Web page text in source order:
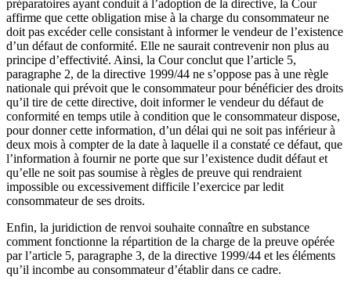
préparatoires ayant conduit à l’adoption de la directive, la Cour
affirme que cette obligation mise à la charge du consommateur ne
doit pas excéder celle consistant à informer le vendeur de l’existence
d’un défaut de conformité. Elle ne saurait contrevenir non plus au
principe d’effectivité. Ainsi, la Cour conclut que l’article 5,
paragraphe 2, de la directive 1999/44 ne s’oppose pas à une règle
nationale qui prévoit que le consommateur pour bénéficier des droits
qu’il tire de cette directive, doit informer le vendeur du défaut de
conformité en temps utile à condition que le consommateur dispose,
pour donner cette information, d’un délai qui ne soit pas inférieur à
deux mois à compter de la date à laquelle il a constaté ce défaut, que
l’information à fournir ne porte que sur l’existence dudit défaut et
qu’elle ne soit pas soumise à règles de preuve qui rendraient
impossible ou excessivement difficile l’exercice par ledit
consommateur de ses droits.
Enfin, la juridiction de renvoi souhaite connaître en substance
comment fonctionne la répartition de la charge de la preuve opérée
par l’article 5, paragraphe 3, de la directive 1999/44 et les éléments
qu’il incombe au consommateur d’établir dans ce cadre.